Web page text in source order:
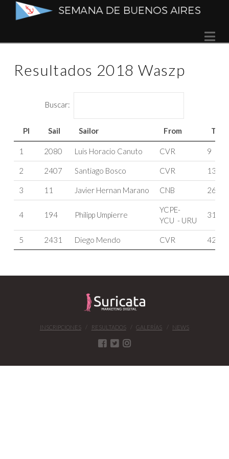
Semana
de
Buenos
Aires
Resultados 2018 Waszp
Buscar:
Pl Sail Sailor From
T
1 2080 Luis Horacio Canuto CVR 9
2 2407 Santiago Bosco CVR 13
3 11 Javier Hernan Marano CNB 26
4 194 Philipp Umpierre
YCPE-
YCU - URU
31
5 2431 Diego Mendo CVR 42
INSCRIPCIONES RESULTADOS GALERÍAS NEWS